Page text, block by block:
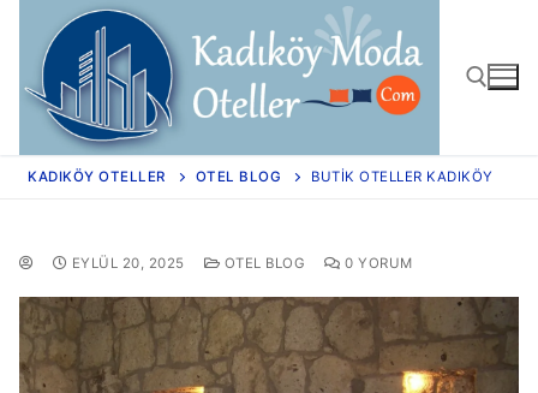
KADIKÖY OTELLER OTEL BLOG BUTIK OTELLER KADIKÖY
EYLÜL 20, 2025 OTEL BLOG 0 YORUM